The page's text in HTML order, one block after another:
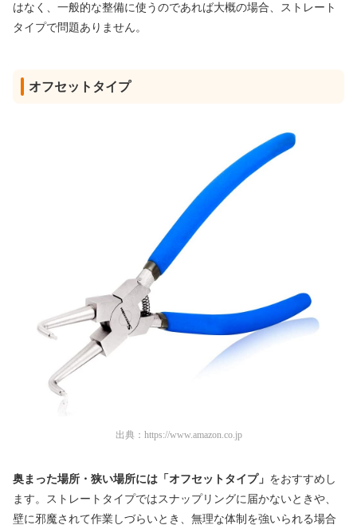
はなく、一般的な整備に使うのであれば大概の場合、ストレート
タイプで問題ありません。
オフセットタイプ
出典： https://www.amazon.co.jp
奥まった場所・狭い場所には「オフセットタイプ」 をおすすめし
ます。ストレートタイプではスナップリングに届かないときや、
壁に邪魔されて作業しづらいとき、無理な体制を強いられる場合